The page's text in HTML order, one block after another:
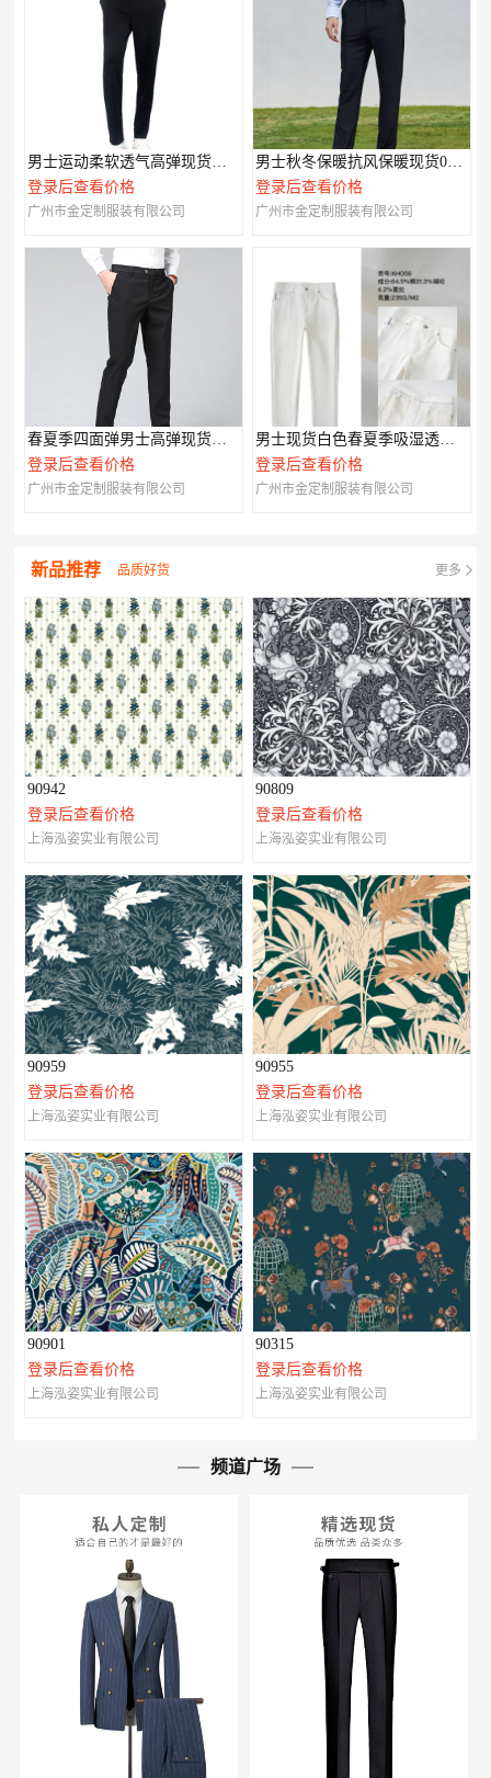
男士运动柔软透气高弹现货休闲裤003
登录后查看价格
广州市金定制服装有限公司
男士秋冬保暖抗风保暖现货007款
登录后查看价格
广州市金定制服装有限公司
春夏季四面弹男士高弹现货休闲裤002
登录后查看价格
广州市金定制服装有限公司
男士现货白色春夏季吸湿透气现货006
登录后查看价格
广州市金定制服装有限公司
新品推荐 品质好货 更多
90942
登录后查看价格
上海泓姿实业有限公司
90809
登录后查看价格
上海泓姿实业有限公司
90959
登录后查看价格
上海泓姿实业有限公司
90955
登录后查看价格
上海泓姿实业有限公司
90901
登录后查看价格
上海泓姿实业有限公司
90315
登录后查看价格
上海泓姿实业有限公司
频道广场